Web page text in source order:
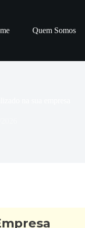
Quem Somos